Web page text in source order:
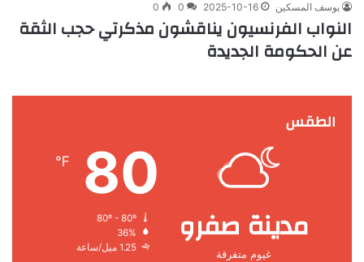
يوسف المسكين 2025-10-16
0
0
النواب الفرنسيون يناقشون مذكرتي حجب الثقة
عن الحكومة الجديدة
الطقس
مدينة صفرو
غيوم متفرقة
80
℉
36%
1.25 ميل/ساعة